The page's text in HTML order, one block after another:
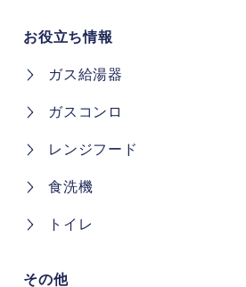
お役立ち情報
トイレ
食洗機
レンジフード
ガスコンロ
ガス給湯器
その他